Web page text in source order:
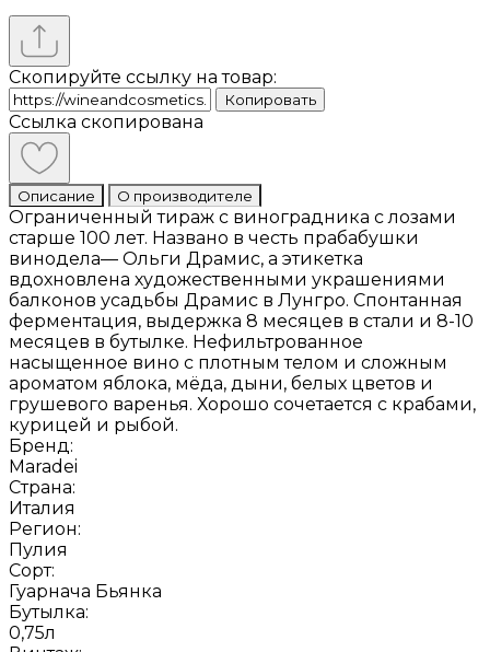
Скопируйте ссылку на товар:
Копировать
Ссылка скопирована
Описание О производителе
Ограниченный тираж с виноградника с лозами
старше 100 лет. Названо в честь прабабушки
винодела— Ольги Драмис, а этикетка
вдохновлена художественными украшениями
балконов усадьбы Драмис в Лунгро. Спонтанная
ферментация, выдержка 8 месяцев в стали и 8-10
месяцев в бутылке. Нефильтрованное
насыщенное вино с плотным телом и сложным
ароматом яблока, мёда, дыни, белых цветов и
грушевого варенья. Хорошо сочетается с крабами,
курицей и рыбой.
Бренд:
Maradei
Страна:
Италия
Регион:
Пулия
Сорт:
Гуарнача Бьянка
Бутылка:
0,75л